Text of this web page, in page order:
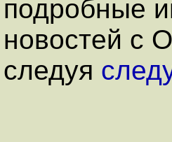
подробные
новостей с
следуя